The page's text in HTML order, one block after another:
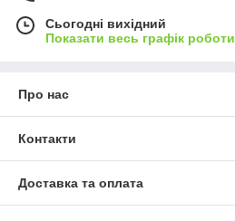
Сьогодні вихідний
Показати весь графік роботи
Про нас
Контакти
Доставка та оплата